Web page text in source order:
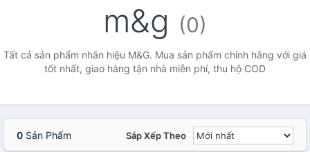
m&g (0)
Tất cả sản phẩm nhãn hiệu M&G. Mua sản phẩm chính hãng với giá
tốt nhất, giao hàng tận nhà miễn phí, thu hộ COD
0 Sản Phẩm Sắp Xếp Theo